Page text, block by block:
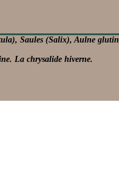
Saules (Salix), Aulne
La chrysalide hiverne.